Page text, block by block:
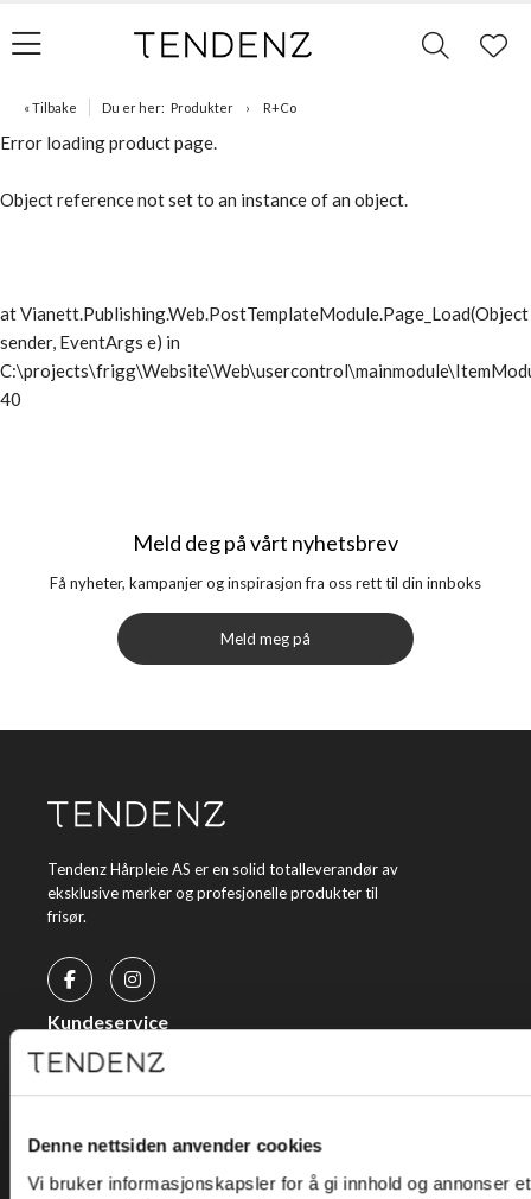
Denne nettsiden anvender cookies
Vi bruker informasjonskapsler for å gi innhold og annonser
« Tilbake Du er her: Produkter R+Co
Error loading product page.
Object reference not set to an instance of an object.
at Vianett.Publishing.Web.PostTemplateModule.Page_Load(Object
sender, EventArgs e) in
40
Meld deg på vårt nyhetsbrev
Få nyheter, kampanjer og inspirasjon fra oss rett til din innboks
Meld meg på
Tendenz Hårpleie AS er en solid totalleverandør av
eksklusive merker og profesjonelle produkter til
frisør.
Kundeservice
Kjøpsvilkår
Personvern
Holtegata 26, 0355 Oslo